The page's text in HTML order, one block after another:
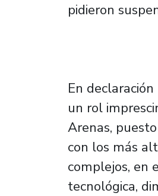
pidieron
En
un rol
Arenas,
con los más
complejos, en
tecnológica,